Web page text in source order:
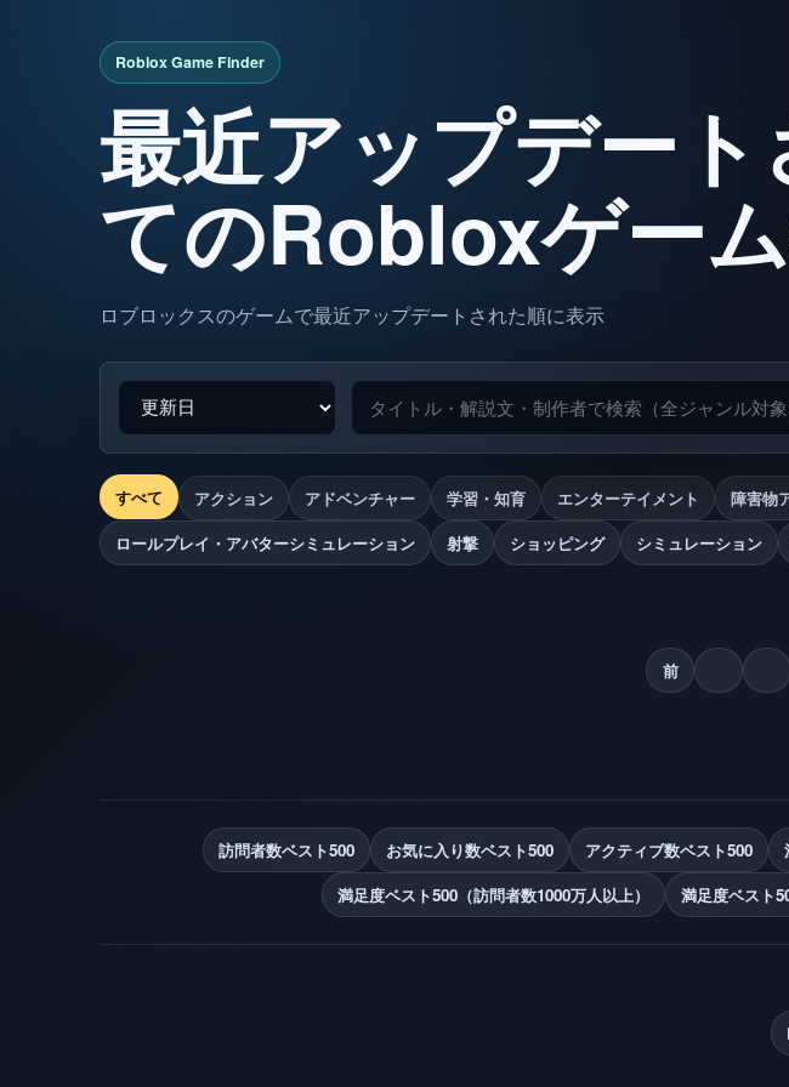
最近アップデー
てのRobloxゲー
ロブロックスのゲームで最近アップデートされた順に表示
すべて アクション アドベンチャー 学習・知育 エンターテイメント 障害物
ロールプレイ・アバターシミュレーション
射撃 ショッピング シミュレーション
前
訪問者数ベスト500 お気に入り数ベスト500 アクティブ数ベスト500
満足度ベスト500（訪問者数1000万人以上）
満足度ベスト